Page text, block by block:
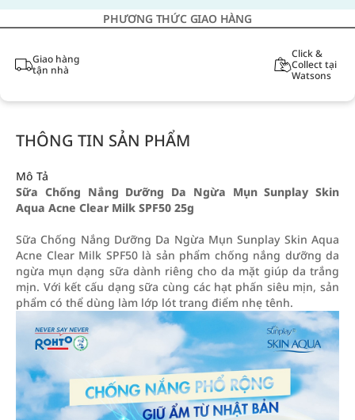
PHƯƠNG THỨC GIAO HÀNG
Giao hàng
tận nhà
Click &
Collect tại
Watsons
THÔNG TIN SẢN PHẨM
Mô Tả
Sữa Chống Nắng Dưỡng Da Ngừa Mụn Sunplay Skin
Aqua Acne Clear Milk SPF50 25g
Sữa Chống Nắng Dưỡng Da Ngừa Mụn Sunplay Skin Aqua
Acne Clear Milk SPF50 là sản phẩm chống nắng dưỡng da
ngừa mụn dạng sữa dành riêng cho da mặt giúp da trắng
mịn. Với kết cấu dạng sữa cùng các hạt phấn siêu mịn, sản
phẩm có thể dùng làm lớp lót trang điểm nhẹ tênh.